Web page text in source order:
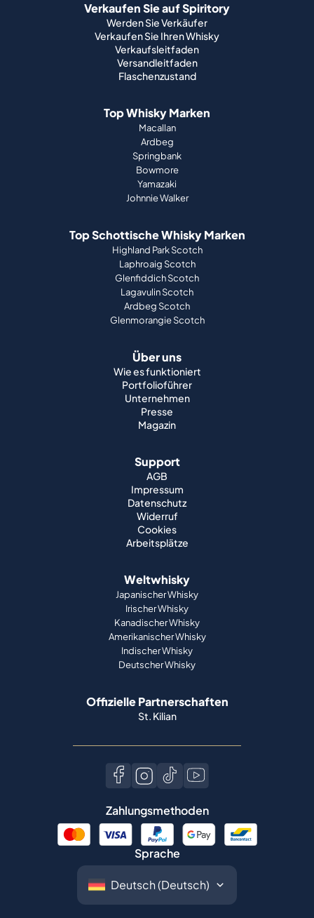
Verkaufen Sie auf Spiritory
Werden Sie Verkäufer
Verkaufen Sie Ihren Whisky
Verkaufsleitfaden
Versandleitfaden
Flaschenzustand
Top Whisky Marken
Macallan
Ardbeg
Springbank
Bowmore
Yamazaki
Johnnie Walker
Top Schottische Whisky Marken
Highland Park Scotch
Laphroaig Scotch
Glenfiddich Scotch
Lagavulin Scotch
Ardbeg Scotch
Glenmorangie Scotch
Über uns
Wie es funktioniert
Portfolioführer
Unternehmen
Presse
Magazin
Support
AGB
Impressum
Datenschutz
Widerruf
Cookies
Arbeitsplätze
Weltwhisky
Japanischer Whisky
Irischer Whisky
Kanadischer Whisky
Amerikanischer Whisky
Indischer Whisky
Deutscher Whisky
Offizielle Partnerschaften
St. Kilian
Zahlungsmethoden
Sprache